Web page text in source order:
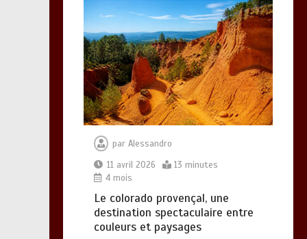
par Alessandro
11 avril 2026
13 minutes
4 mois
Le colorado provençal, une
destination spectaculaire entre
couleurs et paysages